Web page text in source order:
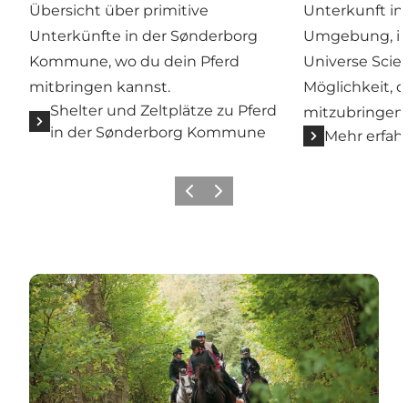
Übersicht über primitive
Unterkünfte in der Sønderborg
Kommune, wo du dein Pferd
mitbringen kannst.
Shelter und Zeltplätze zu Pferd
in der Sønderborg Kommune
Unterkunft in
Umgebung,
Universe
Möglichkeit,
mitzubringen.
Mehr
ZurückWeiter